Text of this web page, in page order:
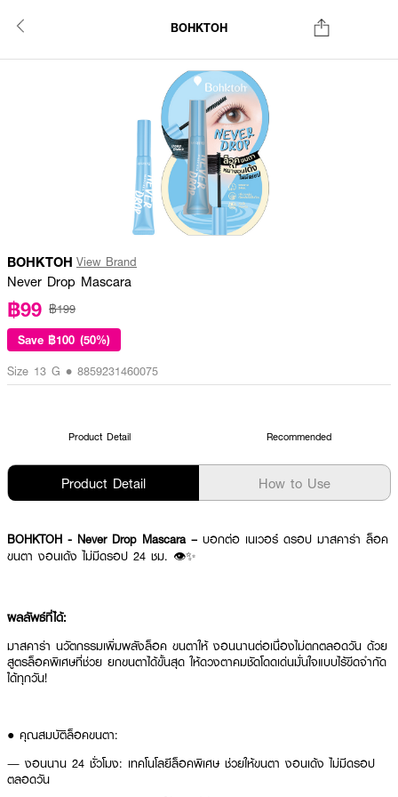
BOHKTOH
BOHKTOH View Brand
Never Drop Mascara
฿99 ฿199
Save ฿100 (50%)
Size 13 G • 8859231460075
Product Detail Recommended
Product Detail How to Use
BOHKTOH - Never Drop Mascara – บอกต่อ เนเวอร์ ดรอป มาสคาร่า ล็อค
ขนตา งอนเด้ง ไม่มีดรอป 24 ชม. 👁️✨
ผลลัพธ์ที่ได้:
มาสคาร่า นวัตกรรมเพิ่มพลังล็อค ขนตาให้ งอนนานต่อเนื่องไม่ตกตลอดวัน ด้วย
สูตรล็อคพิเศษที่ช่วย ยกขนตาได้ขั้นสุด ให้ดวงตาคมชัดโดดเด่นมั่นใจแบบไร้ขีดจำกัด
ได้ทุกวัน!
● คุณสมบัติล็อคขนตา:
— งอนนาน 24 ชั่วโมง: เทคโนโลยีล็อคพิเศษ ช่วยให้ขนตา งอนเด้ง ไม่มีดรอป
ตลอดวัน